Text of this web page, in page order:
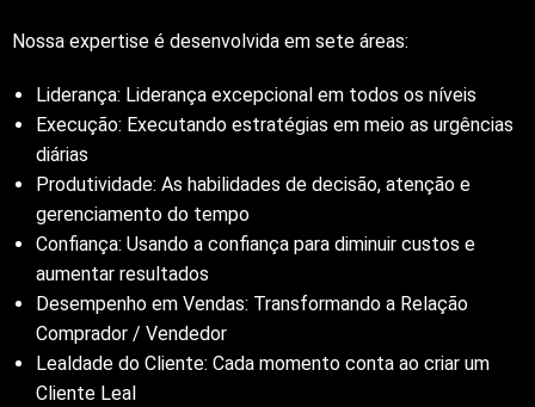
Nossa expertise é desenvolvida em sete áreas:
Liderança: Liderança excepcional em todos os níveis
Execução: Executando estratégias em meio as urgências
diárias
Produtividade: As habilidades de decisão, atenção e
gerenciamento do tempo
Confiança: Usando a confiança para diminuir custos e
aumentar resultados
Desempenho em Vendas: Transformando a Relação
Comprador / Vendedor
Lealdade do Cliente: Cada momento conta ao criar um
Cliente Leal